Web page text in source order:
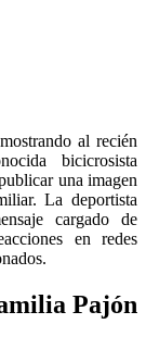
al recién
bicicrosista
una imagen
La deportista
cargado de
en redes
Pajón